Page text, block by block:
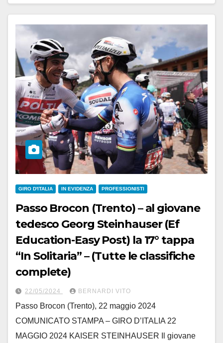
GIRO D'ITALIA IN EVIDENZA PROFESSIONISTI
Passo Brocon (Trento) – al giovane
tedesco Georg Steinhauser (Ef
Education-Easy Post) la 17° tappa
“In Solitaria” – (Tutte le classifiche
complete)
22/05/2024 BERNARDI VITO
Passo Brocon (Trento), 22 maggio 2024
COMUNICATO STAMPA – GIRO D’ITALIA 22
MAGGIO 2024 KAISER STEINHAUSER Il giovane